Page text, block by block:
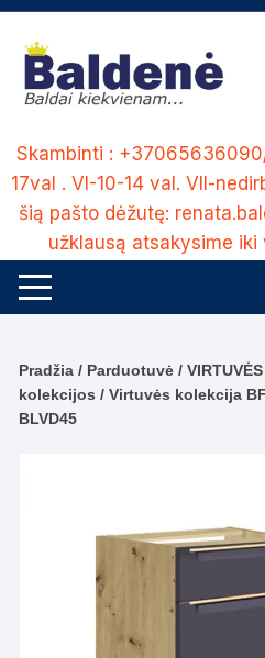
Skip
content
Skambinti :
17val . VI-10-14 val. VII-
šią pašto dėžutę:
užklausą atsakysime iki
Pradžia / Parduotuvė /VIRTUVĖS
kolekcijos /Virtuvės kolekcija
BLVD45